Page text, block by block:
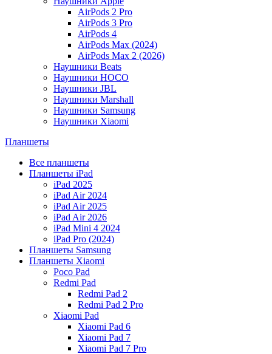
AirPods 2 Pro
AirPods 3 Pro
AirPods 4
AirPods Max (2024)
AirPods Max 2 (2026)
Наушники Beats
Наушники HOCO
Наушники JBL
Наушники Marshall
Наушники Samsung
Наушники Xiaomi
Планшеты
Все планшеты
Планшеты iPad
iPad 2025
iPad Air 2024
iPad Air 2025
iPad Air 2026
iPad Mini 4 2024
iPad Pro (2024)
Планшеты Samsung
Планшеты Xiaomi
Poco Pad
Redmi Pad
Redmi Pad 2
Redmi Pad 2 Pro
Xiaomi Pad
Xiaomi Pad 6
Xiaomi Pad 7
Xiaomi Pad 7 Pro